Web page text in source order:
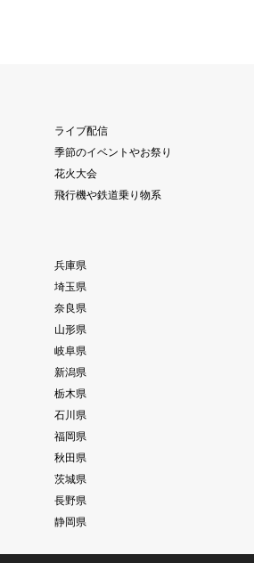
ライブ配信
季節のイベントやお祭り
花火大会
飛行機や鉄道乗り物系
兵庫県
埼玉県
奈良県
山形県
岐阜県
新潟県
栃木県
石川県
福岡県
秋田県
茨城県
長野県
静岡県